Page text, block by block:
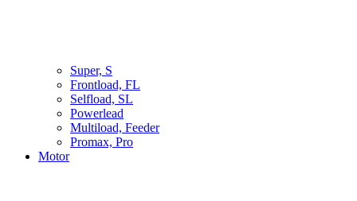
Super, S
Frontload, FL
Selfload, SL
Powerlead
Multiload, Feeder
Promax, Pro
Motor